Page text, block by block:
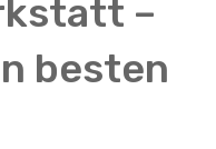
–
besten